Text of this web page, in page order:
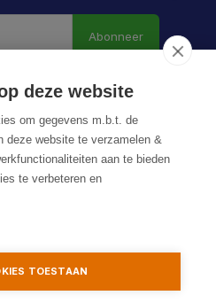
Abonneer
deze website
om gegevens m.b.t. de
deze website te verzamelen &
aan te bieden
te verbeteren en
TOESTAAN